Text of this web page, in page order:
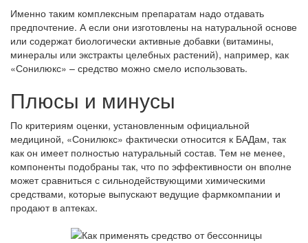
Именно таким комплексным препаратам надо отдавать
предпочтение. А если они изготовлены на натуральной основе
или содержат биологически активные добавки (витамины,
минералы или экстракты целебных растений), например, как
«Сонилюкс» – средство можно смело использовать.
Плюсы и минусы
По критериям оценки, установленным официальной
медициной, «Сонилюкс» фактически относится к БАДам, так
как он имеет полностью натуральный состав. Тем не менее,
компоненты подобраны так, что по эффективности он вполне
может сравниться с сильнодействующими химическими
средствами, которые выпускают ведущие фармкомпании и
продают в аптеках.